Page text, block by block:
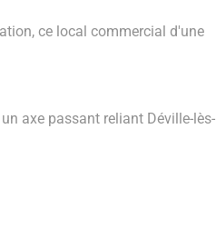
ce local commercial d'une
axe passant reliant Déville-lès-